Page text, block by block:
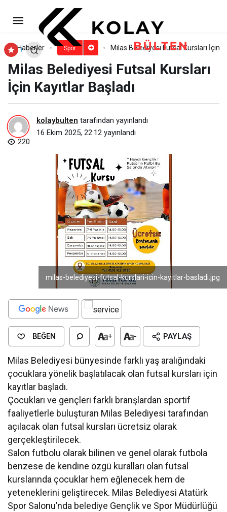
Haberler Spor Milas Belediyesi Futsal Kursları İçin
Milas Belediyesi Futsal Kursları
İçin Kayıtlar Başladı
kolaybulten tarafından yayınlandı
16 Ekim 2025, 22:12 yayınlandı
220
milas-belediyesi-futsal-kurslari-icin-kayitlar-basladi.jpg
BEĞEN + - PAYLAŞ
Milas Belediyesi bünyesinde farklı yaş aralığındaki
çocuklara yönelik başlatılacak olan futsal kursları için
kayıtlar başladı.
Çocukları ve gençleri farklı branşlardan sportif
faaliyetlerle buluşturan Milas Belediyesi tarafından
açılacak olan futsal kursları ücretsiz olarak
gerçekleştirilecek.
Salon futbolu olarak bilinen ve genel olarak futbola
benzese de kendine özgü kuralları olan futsal
kurslarında çocuklar hem eğlenecek hem de
yeteneklerini geliştirecek. Milas Belediyesi Atatürk
Spor Salonu’nda belediye Gençlik ve Spor Müdürlüğü
Atatürk Kupası Voleybol
Turnuvası Başladı
Yorum Yap Paylaş